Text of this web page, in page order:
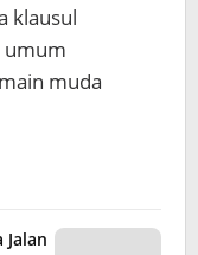
klausul
umum
muda